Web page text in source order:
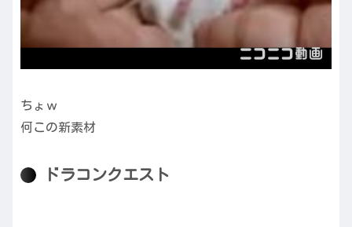
ちょｗ
何この新素材
ドラコンクエスト